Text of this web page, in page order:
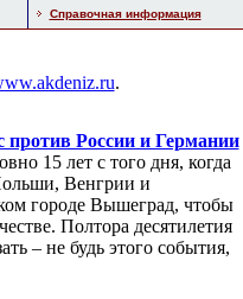
Справочная информация
.
России и Германии
15 лет с того дня, когда
Венгрии и
городе Вышеград, чтобы
Полтора десятилетия
– не будь этого события,